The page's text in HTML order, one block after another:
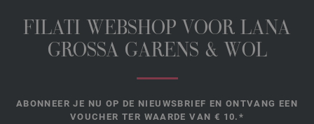
FILATI WEBSHOP VOOR LANA
GROSSA GARENS & WOL
ABONNEER JE NU OP DE NIEUWSBRIEF EN ONTVANG EEN
VOUCHER TER WAARDE VAN € 10.*